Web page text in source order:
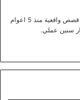
أعمل ككتابة محتوي مختص في القصص في موقع قصص واقعية منذ 5 اعوام